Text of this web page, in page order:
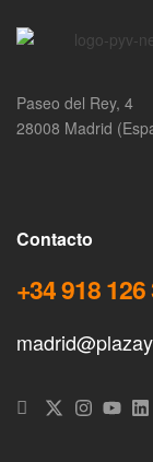
Paseo del Rey, 4
28008 Madrid
Contacto
+34 918 126